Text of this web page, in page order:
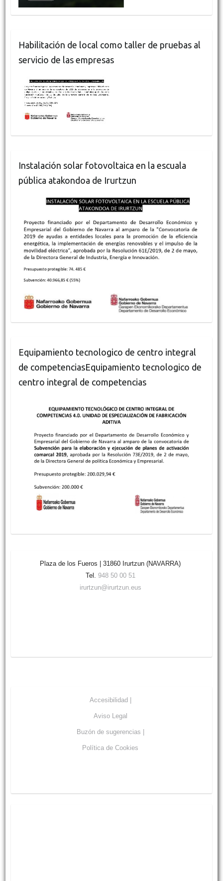
Habilitación de local como taller de pruebas al
servicio de las empresas
Instalación solar fotovoltaica en la escuala
pública atakondoa de Irurtzun
Equipamiento tecnologico de centro integral
de competenciasEquipamiento tecnologico de
centro integral de competencias
Plaza de los Fueros | 31860 Irurtzun (NAVARRA)
Tel. 948 50 00 51
irurtzun@irurtzun.eus
Accesibilidad |
Aviso Legal
Buzón de sugerencias |
Política de Cookies